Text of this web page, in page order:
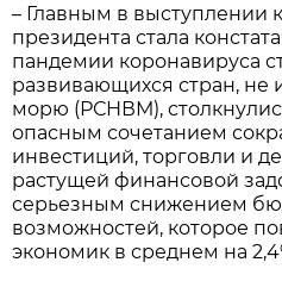
– Главным в выступлении
президента стала
пандемии коронавируса
развивающихся стран,
морю (РСНВМ),
опасным сочетанием
инвестиций, торговли и
растущей финансовой
серьезным снижением
возможностей, которое
экономик в среднем на